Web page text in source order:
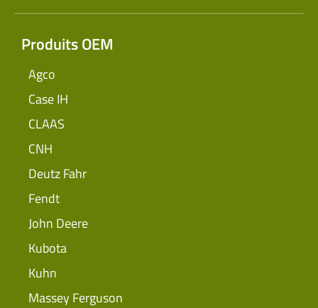
Produits OEM
Agco
Case IH
CLAAS
CNH
Deutz Fahr
Fendt
John Deere
Kubota
Kuhn
Massey Ferguson